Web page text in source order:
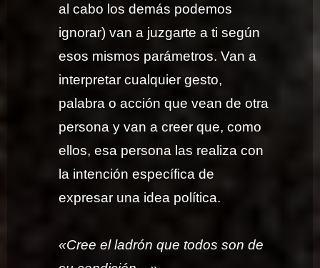
al cabo los demás podemos
ignorar) van a juzgarte a ti según
esos mismos parámetros. Van a
interpretar cualquier gesto,
palabra o acción que vean de otra
persona y van a creer que, como
ellos, esa persona las realiza con
la intención específica de
expresar una idea política.
«Cree el ladrón que todos son de